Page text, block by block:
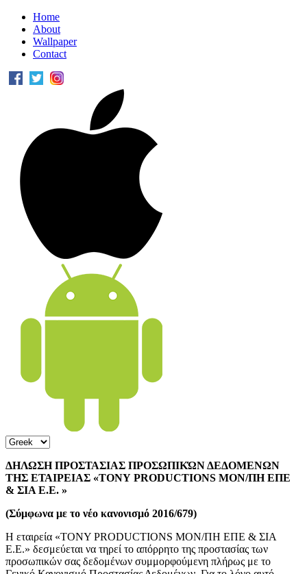
Home
About
Wallpaper
Contact
ΔΗΛΩΣΗ ΠΡΟΣΤΑΣΙΑΣ ΠΡΟΣΩΠΙΚΏΝ ΔΕΔΟΜΕΝΩΝ
ΤΗΣ ΕΤΑΙΡΕΙΑΣ «ΤΟΝΥ PRODUCTIONS ΜΟΝ/ΠΗ ΕΠΕ
& ΣΙΑ Ε.Ε. »
(Σύμφωνα με το νέο κανονισμό 2016/679)
Η εταιρεία «ΤΟΝΥ PRODUCTIONS ΜΟΝ/ΠΗ ΕΠΕ & ΣΙΑ
Ε.Ε.» δεσμεύεται να τηρεί το απόρρητο της προστασίας των
προσωπικών σας δεδομένων συμμορφούμενη πλήρως με το